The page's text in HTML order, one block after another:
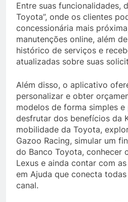
Entre suas funcionalidades,
Toyota”, onde os clientes
concessionária mais
manutenções online, além
histórico de serviços e
atualizadas sobre suas
Além disso, o aplicativo
personalizar e obter
modelos de forma simples
desfrutar dos benefícios da
mobilidade da Toyota,
Gazoo Racing, simular um
do Banco Toyota, conhecer
Lexus e ainda contar com
em Ajuda que conecta
canal.